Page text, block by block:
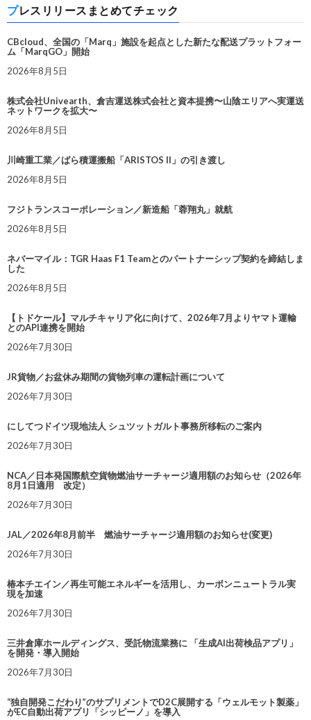
プレスリリースまとめてチェック
CBcloud、全国の「Marq」施設を起点とした新たな配送プラットフォー
ム「MarqGO」開始
2026年8月5日
株式会社Univearth、倉吉運送株式会社と資本提携〜山陰エリアへ実運送
ネットワークを拡大〜
2026年8月5日
川崎重工業／ばら積運搬船「ARISTOS II」の引き渡し
2026年8月5日
フジトランスコーポレーション／新造船「蓉翔丸」就航
2026年8月5日
ネバーマイル：TGR Haas F1 Teamとのパートナーシップ契約を締結しま
した
2026年8月5日
【トドケール】マルチキャリア化に向けて、2026年7月よりヤマト運輸
とのAPI連携を開始
2026年7月30日
JR貨物／お盆休み期間の貨物列車の運転計画について
2026年7月30日
にしてつドイツ現地法人 シュツットガルト事務所移転のご案内
2026年7月30日
NCA／日本発国際航空貨物燃油サーチャージ適用額のお知らせ（2026年
8月1日適用 改定）
2026年7月30日
JAL／2026年8月前半 燃油サーチャージ適用額のお知らせ(変更)
2026年7月30日
椿本チエイン／再生可能エネルギーを活用し、カーボンニュートラル実
現を加速
2026年7月30日
三井倉庫ホールディングス、受託物流業務に 「生成AI出荷検品アプリ」
を開発・導入開始
2026年7月30日
“独自開発こだわり”のサプリメントでD2C展開する「ウェルモット製薬」
がEC自動出荷アプリ「シッピーノ」を導入